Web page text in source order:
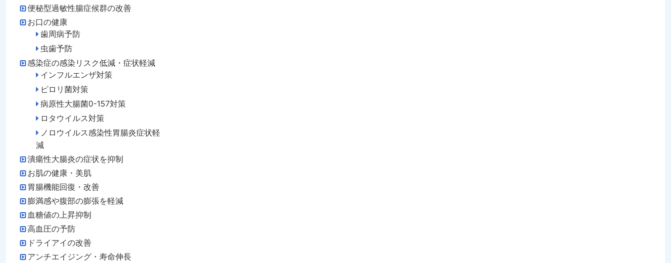
便秘型過敏性腸症候群の改善
お口の健康
歯周病予防
虫歯予防
感染症の感染リスク低減・症状軽減
インフルエンザ対策
ピロリ菌対策
病原性大腸菌0-157対策
ロタウイルス対策
ノロウイルス感染性胃腸炎症状軽
減
潰瘍性大腸炎の症状を抑制
お肌の健康・美肌
胃腸機能回復・改善
膨満感や腹部の膨張を軽減
血糖値の上昇抑制
高血圧の予防
ドライアイの改善
アンチエイジング・寿命伸長